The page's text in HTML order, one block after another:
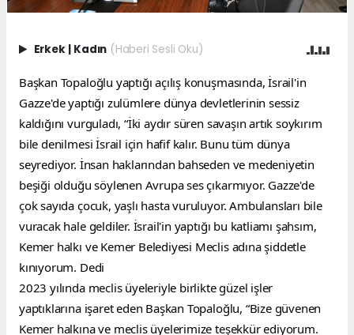
Erkek Kadın (Haberi Sesli Oku)
Başkan Topaloğlu yaptığı açılış konuşmasında, İsrail'in
Gazze'de yaptığı zulümlere dünya devletlerinin sessiz
kaldığını vurguladı, “İki aydır süren savaşın artık soykırım
bile denilmesi İsrail için hafif kalır. Bunu tüm dünya
seyrediyor. İnsan haklarından bahseden ve medeniyetin
beşiği olduğu söylenen Avrupa ses çıkarmıyor. Gazze'de
çok sayıda çocuk, yaşlı hasta vuruluyor. Ambulansları bile
vuracak hale geldiler. İsrail'in yaptığı bu katliamı şahsım,
Kemer halkı ve Kemer Belediyesi Meclis adına şiddetle
kınıyorum. Dedi
2023 yılında meclis üyeleriyle birlikte güzel işler
yaptıklarına işaret eden Başkan Topaloğlu, “Bize güvenen
Kemer halkına ve meclis üyelerimize teşekkür ediyorum.